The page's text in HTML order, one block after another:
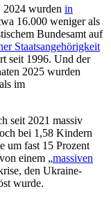
2024 wurden in
16.000 weniger als
Bundesamt auf
Staatsangehörigkeit
seit 1996. Und der
2025 wurden
im
seit 2021 massiv
bei 1,58 Kindern
um fast 15 Prozent
einem „massiven
den Ukraine-
wurde.